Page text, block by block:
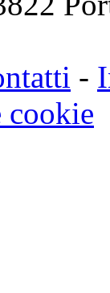
-
cookie